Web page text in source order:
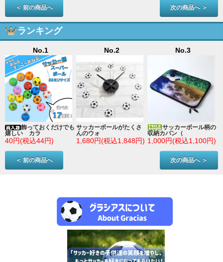
＜ 前の商品へ 次の商品へ ＞
ランキング
No.1
飾っておくだけでも
嬉しい カラ
40円(税込44円)
No.2
サッカーボールがたくさ
んのウォ
1,680円(税込1,848円)
No.3
サッカーボール柄の
収納カバン（
1,000円(税込1,100円)
＜ 前の商品へ 次の商品へ ＞